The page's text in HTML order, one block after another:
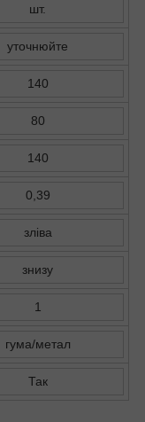
шт.
уточнюйте
140
80
140
0,39
зліва
знизу
1
гума/метал
Так